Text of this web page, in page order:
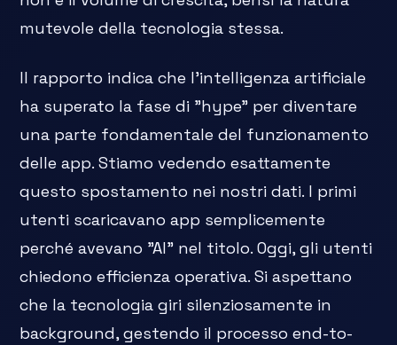
mutevole della tecnologia stessa.
Il rapporto indica che l'intelligenza artificiale
ha superato la fase di "hype" per diventare
una parte fondamentale del funzionamento
delle app. Stiamo vedendo esattamente
questo spostamento nei nostri dati. I primi
utenti scaricavano app semplicemente
perché avevano "AI" nel titolo. Oggi, gli utenti
chiedono efficienza operativa. Si aspettano
che la tecnologia giri silenziosamente in
background, gestendo il processo end-to-